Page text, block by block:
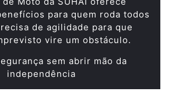
para quem roda todos
de agilidade para que
vire um obstáculo.
sem abrir mão da
independência